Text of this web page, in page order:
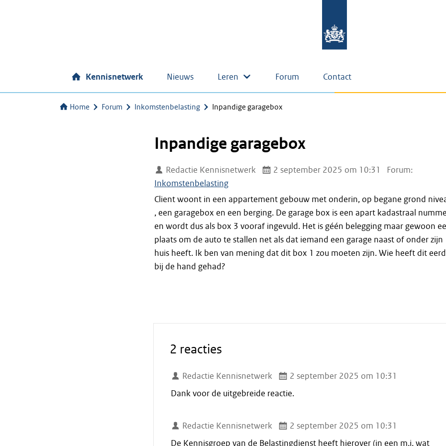
Kennisnetwerk Nieuws Leren Forum Contact
Home Forum Inkomstenbelasting Inpandige garagebox
Inpandige garagebox
Redactie Kennisnetwerk 2 september 2025 om 10:31
Forum:
Inkomstenbelasting
Client woont in een appartement gebouw met onderin, op begane grond
, een garagebox en een berging. De garage box is een apart kadastraal
en wordt dus als box 3 vooraf ingevuld. Het is géén belegging maar gewoon
plaats om de auto te stallen net als dat iemand een garage naast of onder zijn
huis heeft. Ik ben van mening dat dit box 1 zou moeten zijn. Wie heeft dit
bij de hand gehad?
2 reacties
Redactie Kennisnetwerk
2 september 2025 om 10:31
Dank voor de uitgebreide reactie.
Redactie Kennisnetwerk
2 september 2025 om 10:31
De Kennisgroep van de Belastingdienst heeft hierover (in een m.i. wat